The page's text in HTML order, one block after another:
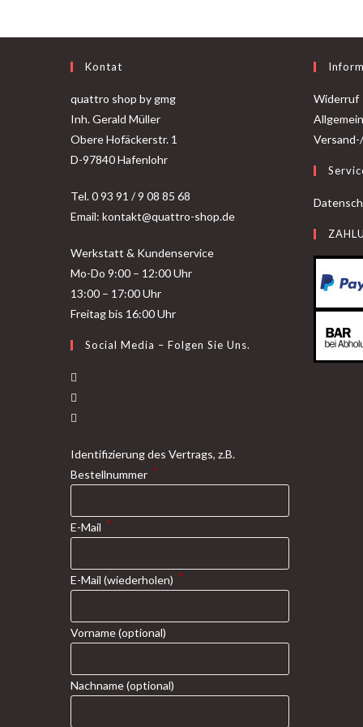
Kontat
quattro shop by gmg
Inh. Gerald Müller
Obere Hofäckerstr. 1
D-97840 Hafenlohr
Tel. 0 93 91 / 9 08 85 68
Email: kontakt@quattro-shop.de
Werkstatt & Kundenservice
Mo-Do 9:00 – 12:00 Uhr
13:00 – 17:00 Uhr
Freitag bis 16:00 Uhr
Social Media – Folgen Sie Uns.
Identifizierung des Vertrags, z.B.
Bestellnummer *
E-Mail *
E-Mail (wiederholen) *
Vorname(optional)
Nachname(optional)
Widerruf